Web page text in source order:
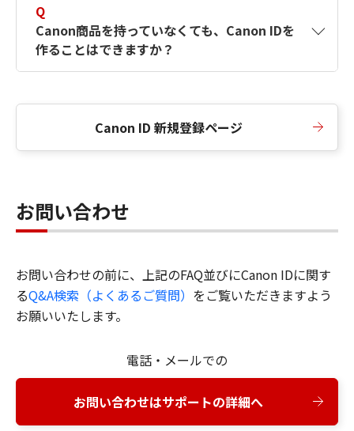
Q
Canon商品を持っていなくても、Canon IDを
作ることはできますか？
Canon ID 新規登録ページ
お問い合わせ
お問い合わせの前に、上記のFAQ並びにCanon IDに関す
るQ&A検索（よくあるご質問） をご覧いただきますよう
お願いいたします。
電話・メールでの
お問い合わせはサポートの詳細へ